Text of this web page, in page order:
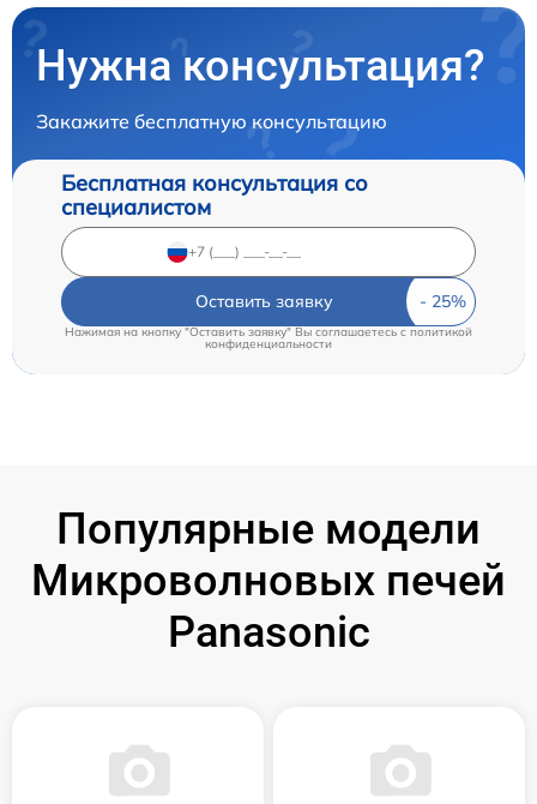
Нужна консультация?
Закажите бесплатную консультацию
Бесплатная консультация со
специалистом
Оставить заявку
Нажимая на кнопку "Оставить заявку" Вы соглашаетесь cполитикой
конфиденциальности
Популярные модели
Микроволновых печей
Panasonic